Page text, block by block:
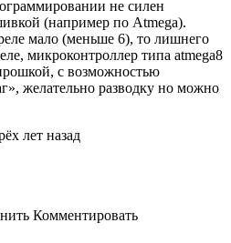
не силен
(например по Atmega).
мало (меньше 6), то лишнего
микроконтроллер типа atmega8
с возможностью
желательно разводку но можно
лет назад
Комментировать